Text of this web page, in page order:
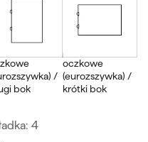
/
bok
oczkowe
(eurozszywka) /
krótki bok
4